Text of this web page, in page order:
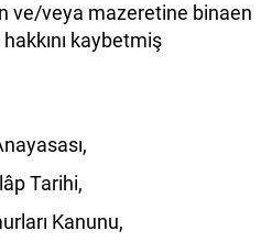
ve/veya mazeretine binaen
kaybetmiş
Tarihi,
Kanunu,